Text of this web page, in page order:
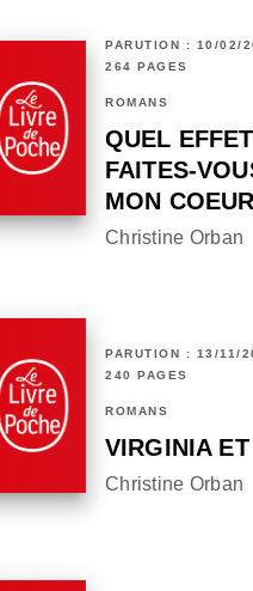
PARUTION : 10/02/
264 PAGES
ROMANS
QUEL
FAITES-
MON COEUR
Christine Orban
PARUTION : 13/11/
240 PAGES
ROMANS
VIRGINIA
Christine Orban